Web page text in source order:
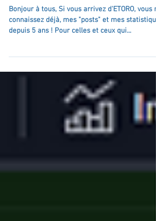
Cryptofamilly
Bonjour à tous, Si vous arrivez d'ETORO, vous